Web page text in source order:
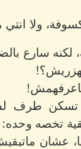
ولا
لكنه سارع
طرف
تخصه وحده:
عشان